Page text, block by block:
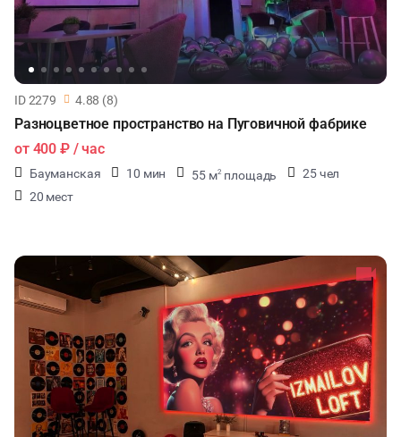
ID 2279 4.88 (8)
Разноцветное пространство на Пуговичной фабрике
от 400 ₽/ час
Бауманская 10 мин 55 м2 площадь
25 чел
20 мест